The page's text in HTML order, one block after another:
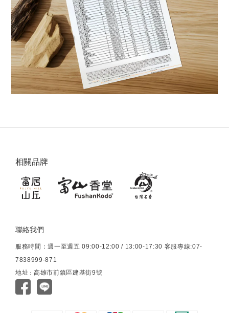
相關品牌
聯絡我們
服務時間：週一至週五 09:00-12:00 / 13:00-17:30 客服專線:07-
7838999-871
地址 ： 高雄市前鎮區建基街9號